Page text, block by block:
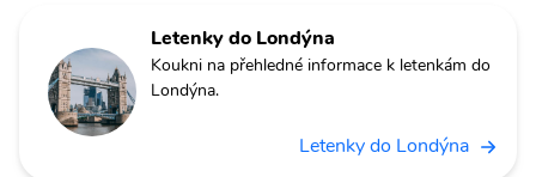
Letenky do Londýna
Koukni na přehledné informace k letenkám do
Londýna.
Letenky do Londýna